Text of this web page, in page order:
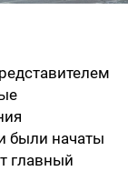
были начаты
главный